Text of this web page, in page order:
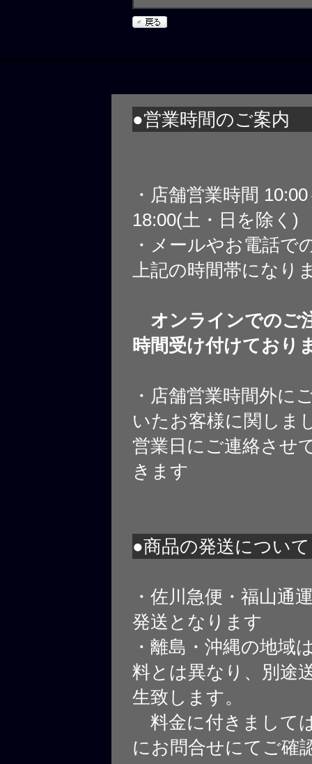
●営業時間のご案内
・店舗営業時間
18:00(土・日を除く)
・メールやお電話で
上記の時間帯になり
オンラインでのご
時間受け付けており
・店舗営業時間外に
いたお客様に関しま
営業日にご連絡させ
きます
●商品の発送について
・佐川急便・福山通
発送となります
・離島・沖縄の地域
料とは異なり、別途
生致します。
料金に付きまして
にお問合せにてご確